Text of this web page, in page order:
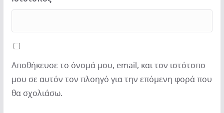
Αποθήκευσε το όνομά μου, email, και τον ιστότοπο
μου σε αυτόν τον πλοηγό για την επόμενη φορά που
θα σχολιάσω.